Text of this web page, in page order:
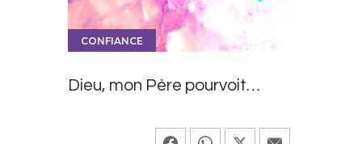
CONFIANCE
Dieu, mon Père pourvoit…